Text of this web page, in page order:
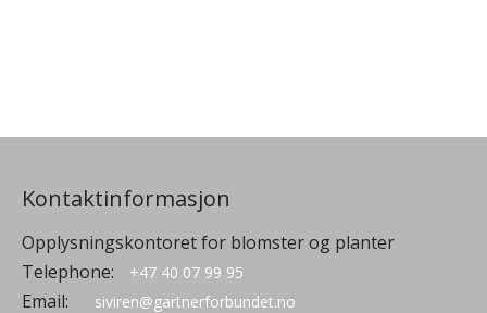
Kontaktinformasjon
Opplysningskontoret for blomster og planter
Telephone:
+47 40 07 99 95
Email: siviren@gartnerforbundet.no